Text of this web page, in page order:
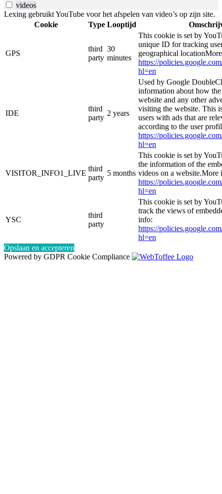
videos
Lexing gebruikt YouTube voor het afspelen van video’s op zijn site.
Cookie
Type Looptijd
GPS
third
party
30
minutes
This cookie is set by
unique ID for tracking
geographical
https://
hl=en
IDE
third
party
2 years
Used by Google
information about how the
website and any other
visiting the website. This
users with ads that are
according to the user
https://
hl=en
VISITOR_INFO1_LIVE
third
party
5 months
This cookie is set by
the information of the
videos on a website.More
https://
hl=en
YSC
third
party
This cookie is set by
track the views of
info:
https://
hl=en
Opslaan en accepteren
Powered by GDPR Cookie Compliance